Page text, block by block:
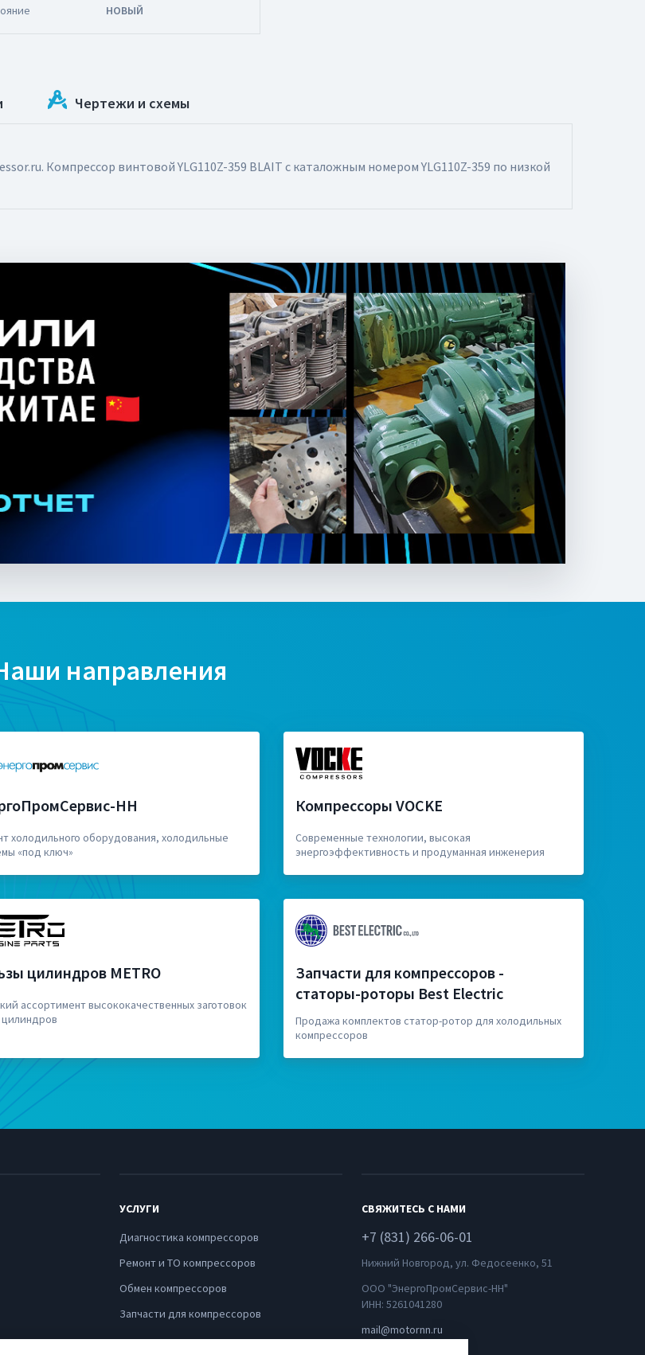
НОВЫЙ
Чертежи и схемы
Компрессор винтовой YLG110Z-359 BLAIT с каталожным номером YLG110Z-359 по низкой
направления
НН
холодильного оборудования, холодильные
«под ключ»
Компрессоры VOCKE
Современные технологии, высокая
энергоэффективность и продуманная инженерия
цилиндров METRO
ассортимент высококачественных заготовок
цилиндров
Запчасти для компрессоров -
статоры-роторы Best Electric
Продажа комплектов статор-ротор для холодильных
компрессоров
УСЛУГИ
Диагностика компрессоров
Ремонт и ТО компрессоров
Обмен компрессоров
Запчасти для компрессоров
СВЯЖИТЕСЬ С НАМИ
+7 (831) 266-06-01
Нижний Новгород, ул. Федосеенко, 51
ООО "ЭнергоПромСервис-НН"
ИНН: 5261041280
mail@motornn.ru